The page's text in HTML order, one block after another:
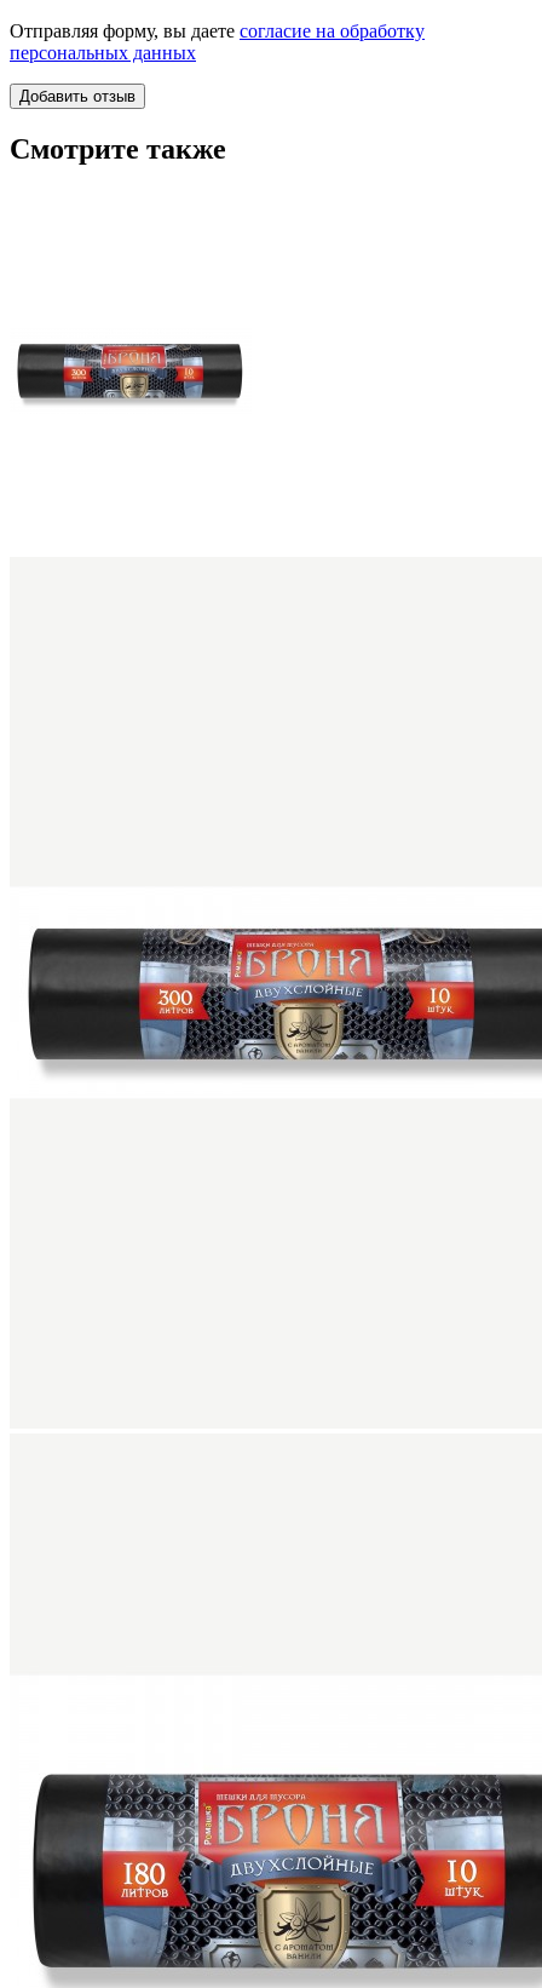
Отправляя форму, вы даете согласие на обработку
персональных данных
Смотрите также